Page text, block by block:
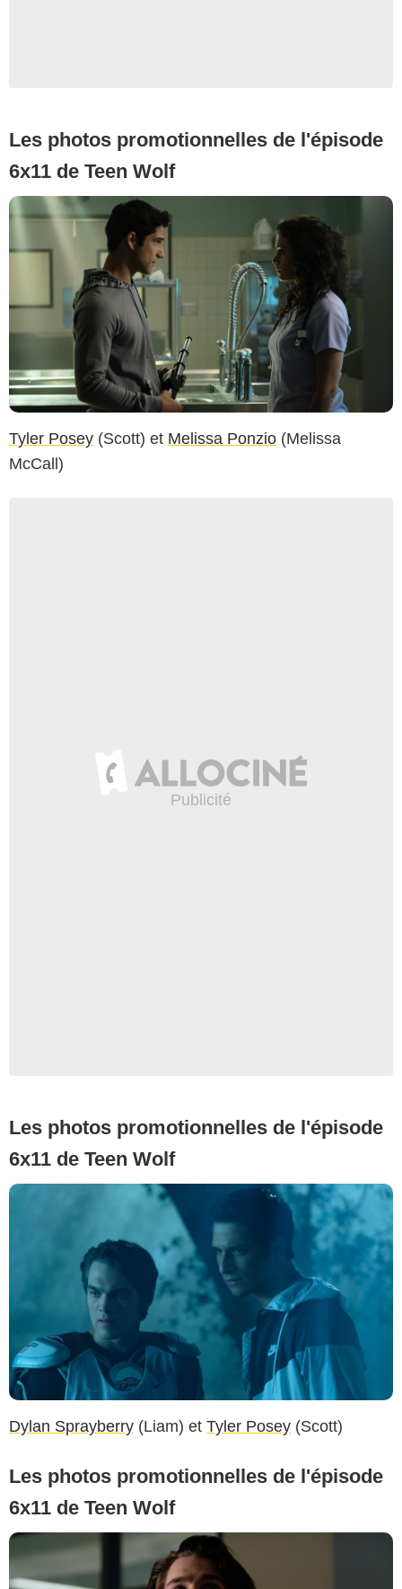
Les photos promotionnelles de l'épisode
6x11 de Teen Wolf
Tyler Posey (Scott) et Melissa Ponzio (Melissa
McCall)
Les photos promotionnelles de l'épisode
6x11 de Teen Wolf
Dylan Sprayberry (Liam) et Tyler Posey (Scott)
Les photos promotionnelles de l'épisode
6x11 de Teen Wolf